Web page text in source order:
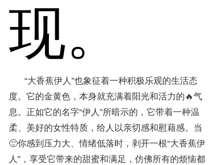
现。
“大香蕉伊人”也象征着一种积极乐观的生活态
度。它的金黄色，本身就充满着阳光和活力的🔥气
息。正如它的名字“伊人”所暗示的，它带着一种温
柔、美好的女性特质，给人以亲切感和慰藉感。当
🙂你感到压力大、情绪低落时，剥开一根“大香蕉伊
人”，享受它带来的甜蜜和满足，仿佛所有的烦恼都